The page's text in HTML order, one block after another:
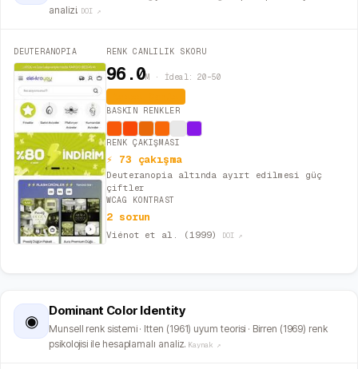
analizi. DOI ↗
DEUTERANOPIA RENK CANLILIK SKORU
96.0M · İdeal: 20–50
BASKIN RENKLER
RENK ÇAKIŞMASI
⚡ 73 çakışma
Deuteranopia altında ayırt edilmesi güç
çiftler
WCAG KONTRAST
2 sorun
Viénot et al. (1999) DOI ↗
◉
Dominant Color Identity
Munsell renk sistemi · Itten (1961) uyum teorisi · Birren (1969) renk
psikolojisi ile hesaplamalı analiz. Kaynak ↗